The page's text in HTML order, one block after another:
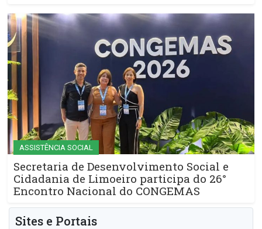
ASSISTÊNCIA SOCIAL
Secretaria de Desenvolvimento Social e
Cidadania de Limoeiro participa do 26°
Encontro Nacional do CONGEMAS
Sites e Portais